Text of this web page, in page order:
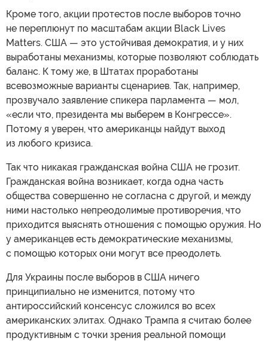
Кроме того, акции протестов после выборов точно
не переплюнут по масштабам акции Black Lives
Matters. США — это устойчивая демократия, и у них
выработаны механизмы, которые позволяют соблюдать
баланс. К тому же, в Штатах проработаны
всевозможные варианты сценариев. Так, например,
прозвучало заявление спикера парламента — мол,
«если что, президента мы выберем в Конгрессе».
Потому я уверен, что американцы найдут выход
из любого кризиса.
Так что никакая гражданская война США не грозит.
Гражданская война возникает, когда одна часть
общества совершенно не согласна с другой, и между
ними настолько непреодолимые противоречия, что
приходится выяснять отношения с помощью оружия. Но
у американцев есть демократические механизмы,
с помощью которых они могут все преодолеть.
Для Украины после выборов в США ничего
принципиально не изменится, потому что
антироссийский консенсус сложился во всех
американских элитах. Однако Трампа я считаю более
продуктивным с точки зрения реальной помощи